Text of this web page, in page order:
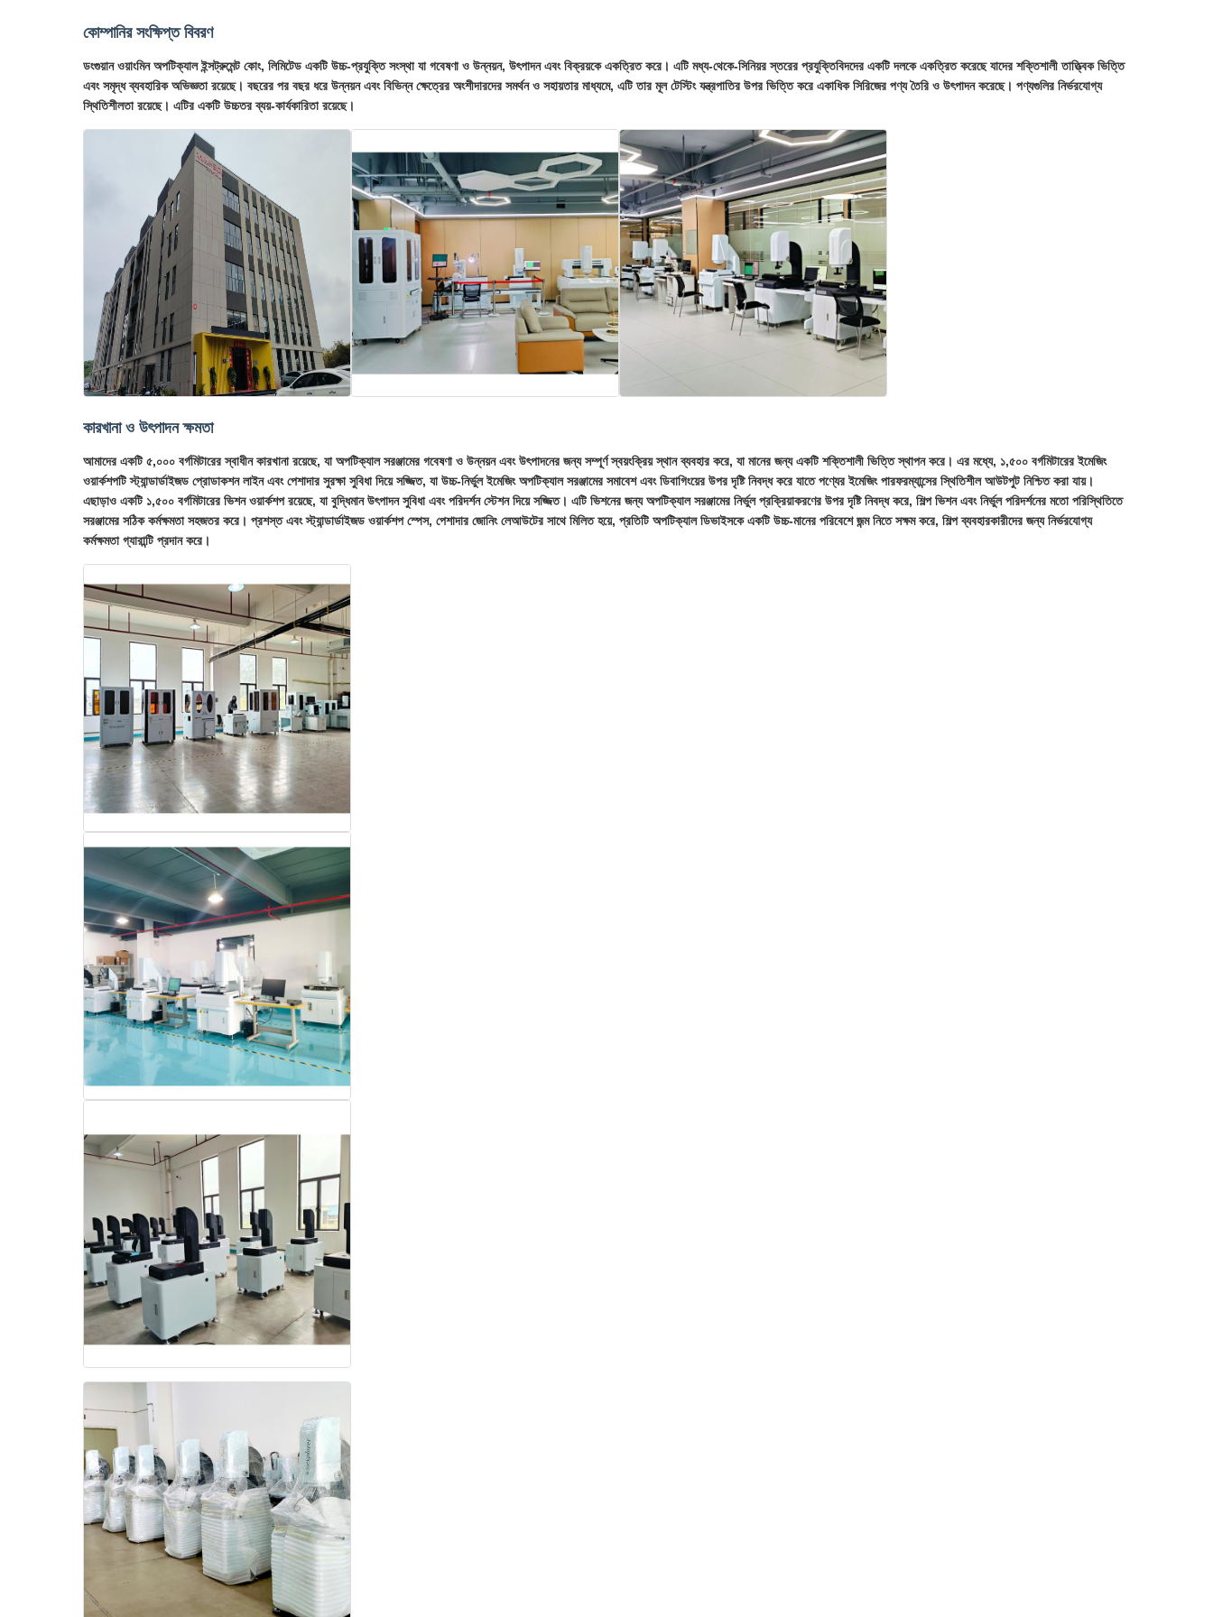
কোম্পানির সংক্ষিপ্ত বিবরণ
ডংগুয়ান ওয়াংমিন অপটিক্যাল ইন্সট্রুমেন্ট কোং, লিমিটেড একটি উচ্চ-প্রযুক্তি সংস্থা যা গবেষণা ও উন্নয়ন, উৎপাদন এবং বিক্রয়কে একত্রিত করে। এটি মধ্য-থেকে-সিনিয়র স্তরের প্রযুক্তিবিদদের একটি দলকে একত্রিত করেছে যাদের শক্তিশালী তাত্ত্বিক ভিত্তি
এবং সমৃদ্ধ ব্যবহারিক অভিজ্ঞতা রয়েছে। বছরের পর বছর ধরে উন্নয়ন এবং বিভিন্ন ক্ষেত্রের অংশীদারদের সমর্থন ও সহায়তার মাধ্যমে, এটি তার মূল টেস্টিং যন্ত্রপাতির উপর ভিত্তি করে একাধিক সিরিজের পণ্য তৈরি ও উৎপাদন করেছে। পণ্যগুলির নির্ভরযোগ্য
স্থিতিশীলতা রয়েছে। এটির একটি উচ্চতর ব্যয়-কার্যকারিতা রয়েছে।
কারখানা ও উৎপাদন ক্ষমতা
আমাদের একটি ৫,০০০ বর্গমিটারের স্বাধীন কারখানা রয়েছে, যা অপটিক্যাল সরঞ্জামের গবেষণা ও উন্নয়ন এবং উৎপাদনের জন্য সম্পূর্ণ স্বয়ংক্রিয় স্থান ব্যবহার করে, যা মানের জন্য একটি শক্তিশালী ভিত্তি স্থাপন করে। এর মধ্যে, ১,৫০০ বর্গমিটারের ইমেজিং
ওয়ার্কশপটি স্ট্যান্ডার্ডাইজড প্রোডাকশন লাইন এবং পেশাদার সুরক্ষা সুবিধা দিয়ে সজ্জিত, যা উচ্চ-নির্ভুল ইমেজিং অপটিক্যাল সরঞ্জামের সমাবেশ এবং ডিবাগিংয়ের উপর দৃষ্টি নিবদ্ধ করে যাতে পণ্যের ইমেজিং পারফরম্যান্সের স্থিতিশীল আউটপুট নিশ্চিত করা যায়।
এছাড়াও একটি ১,৫০০ বর্গমিটারের ভিশন ওয়ার্কশপ রয়েছে, যা বুদ্ধিমান উৎপাদন সুবিধা এবং পরিদর্শন স্টেশন দিয়ে সজ্জিত। এটি ভিশনের জন্য অপটিক্যাল সরঞ্জামের নির্ভুল প্রক্রিয়াকরণের উপর দৃষ্টি নিবদ্ধ করে, শিল্প ভিশন এবং নির্ভুল পরিদর্শনের মতো পরিস্থিতিতে
সরঞ্জামের সঠিক কর্মক্ষমতা সহজতর করে। প্রশস্ত এবং স্ট্যান্ডার্ডাইজড ওয়ার্কশপ স্পেস, পেশাদার জোনিং লেআউটের সাথে মিলিত হয়ে, প্রতিটি অপটিক্যাল ডিভাইসকে একটি উচ্চ-মানের পরিবেশে জন্ম নিতে সক্ষম করে, শিল্প ব্যবহারকারীদের জন্য নির্ভরযোগ্য
কর্মক্ষমতা গ্যারান্টি প্রদান করে।